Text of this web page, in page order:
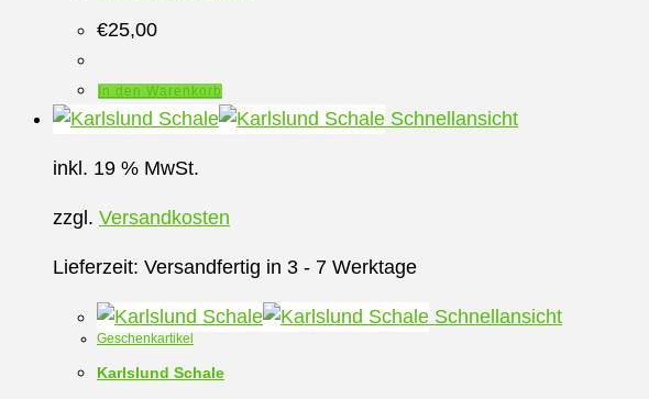
€25,00
In den Warenkorb
Schnellansicht
inkl. 19 % MwSt.
zzgl. Versandkosten
Lieferzeit: Versandfertig in 3 - 7 Werktage
Schnellansicht
Geschenkartikel
Karlslund Schale